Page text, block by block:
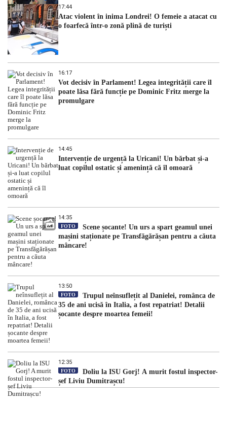
17:44
Atac violent în inima Londrei! O femeie a atacat cu
o foarfecă într-o zonă plină de turiști
16:17
Vot decisiv în Parlament! Legea integrității care îl
poate lăsa fără funcție pe Dominic Fritz merge la
promulgare
14:45
Intervenție de urgență la Uricani! Un bărbat și-a
luat copilul ostatic și amenință că îl omoară
14:35
FOTO
Scene șocante! Un urs a spart geamul unei
mașini staționate pe Transfăgărășan pentru a căuta
mâncare!
13:50
FOTO
Trupul neînsuflețit al Danielei, românca de
35 de ani ucisă în Italia, a fost repatriat! Detalii
șocante despre moartea femeii!
12:35
FOTO
Doliu la ISU Gorj! A murit fostul inspector-
șef Liviu Dumitrașcu!